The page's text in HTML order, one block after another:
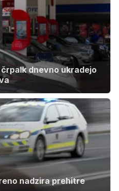
dnevno ukradejo
nadzira prehitre